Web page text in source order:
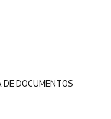
DOCUMENTOS